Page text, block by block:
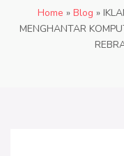
Home » Blog »
MENGHANTAR